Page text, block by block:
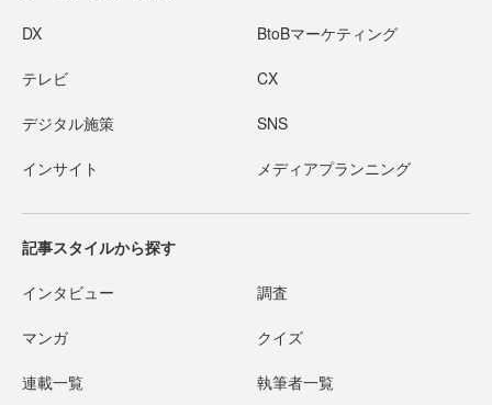
DX BtoBマーケティング
テレビ CX
デジタル施策 SNS
インサイト メディアプランニング
記事スタイルから探す
インタビュー 調査
マンガ クイズ
連載一覧 執筆者一覧